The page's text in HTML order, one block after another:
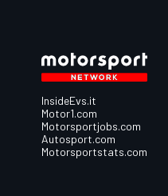
InsideEvs.it
Motor1.com
Motorsportjobs.com
Autosport.com
Motorsportstats.com